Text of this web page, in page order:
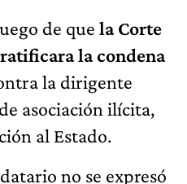
de que la Corte
la condena
la dirigente
asociación ilícita,
al Estado.
no se expresó